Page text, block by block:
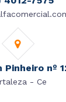
Pinheiro nº
- Ce